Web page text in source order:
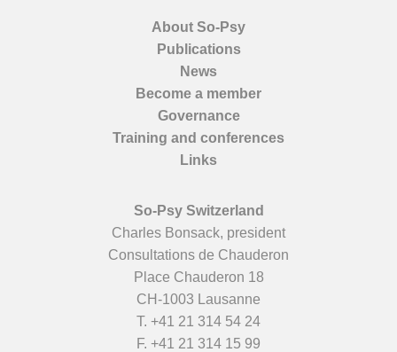
About So-Psy
Publications
News
Become a member
Governance
Training and conferences
Links
So-Psy Switzerland
Charles Bonsack, president
Consultations de Chauderon
Place Chauderon 18
CH-1003 Lausanne
T. +41 21 314 54 24
F. +41 21 314 15 99